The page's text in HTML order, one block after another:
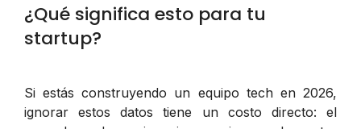
¿Qué significa esto para tu
startup?
Si estás construyendo un equipo tech en 2026,
ignorar estos datos tiene un costo directo: el